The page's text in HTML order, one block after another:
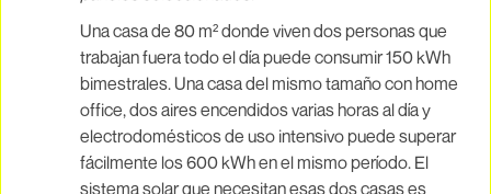
Una casa de 80 m² donde viven dos personas que
trabajan fuera todo el día puede consumir 150 kWh
bimestrales. Una casa del mismo tamaño con home
office, dos aires encendidos varias horas al día y
electrodomésticos de uso intensivo puede superar
fácilmente los 600 kWh en el mismo período. El
sistema solar que necesitan esas dos casas es